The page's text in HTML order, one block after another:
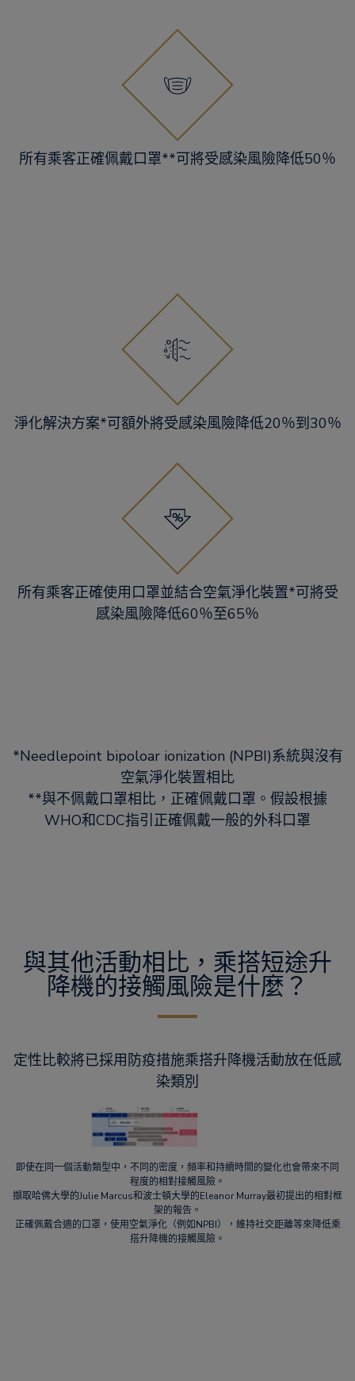
所有乘客正確佩戴口罩**可將受感染風險降低50％
淨化解決方案*可額外將受感染風險降低20％到30％
所有乘客正確使用口罩並結合空氣淨化裝置*可將受
感染風險降低60％至65％
*Needlepoint bipoloar ionization (NPBI)系統與沒有
空氣淨化裝置相比
**與不佩戴口罩相比，正確佩戴口罩。假設根據
WHO和CDC指引正確佩戴一般的外科口罩
與其他活動相比，乘搭短途升
降機的接觸風險是什麼？
定性比較將已採用防疫措施乘搭升降機活動放在低感
染類別
即使在同一個活動類型中，不同的密度，頻率和持續時間的變化也會帶來不同
程度的相對接觸風險。
擷取哈佛大學的Julie Marcus和波士頓大學的Eleanor Murray最初提出的相對框
架的報告。
正確佩戴合適的口罩，使用空氣淨化（例如NPBI），維持社交距離等來降低乘
搭升降機的接觸風險。